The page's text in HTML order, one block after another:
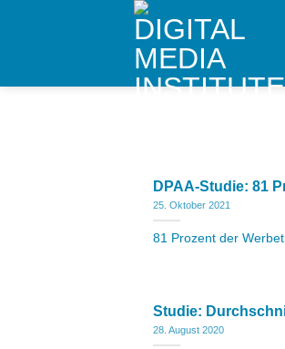
DPAA-Studie: 81
25. Oktober 2021
81 Prozent der
Studie:
28. August 2020